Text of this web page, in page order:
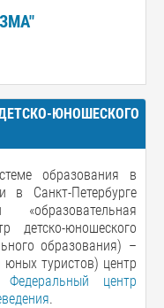
ЮНОШЕСКОГО
образования в
Санкт-Петербурге
детско-юношеского
образования) –
юных туристов) центр
Федеральный центр
.